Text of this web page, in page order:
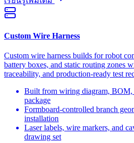
Custom Wire Harness
Custom wire harness builds for robot
battery boxes, and static routing zones
traceability, and production-ready test
Built from wiring diagram, BOM,
package
Formboard-controlled branch
installation
Laser labels, wire markers, and
drawing set